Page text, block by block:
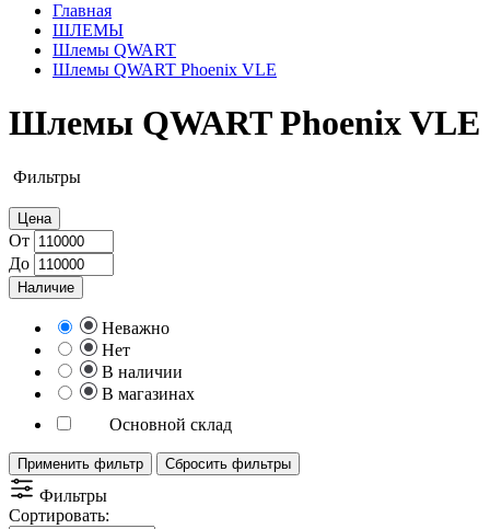
Главная
ШЛЕМЫ
Шлемы QWART
Шлемы QWART Phoenix VLE
Шлемы QWART Phoenix VLE
Фильтры
Цена
От
До
Наличие
Неважно
Нет
В наличии
В магазинах
Основной склад
Применить фильтр Сбросить фильтры
Фильтры
Сортировать: